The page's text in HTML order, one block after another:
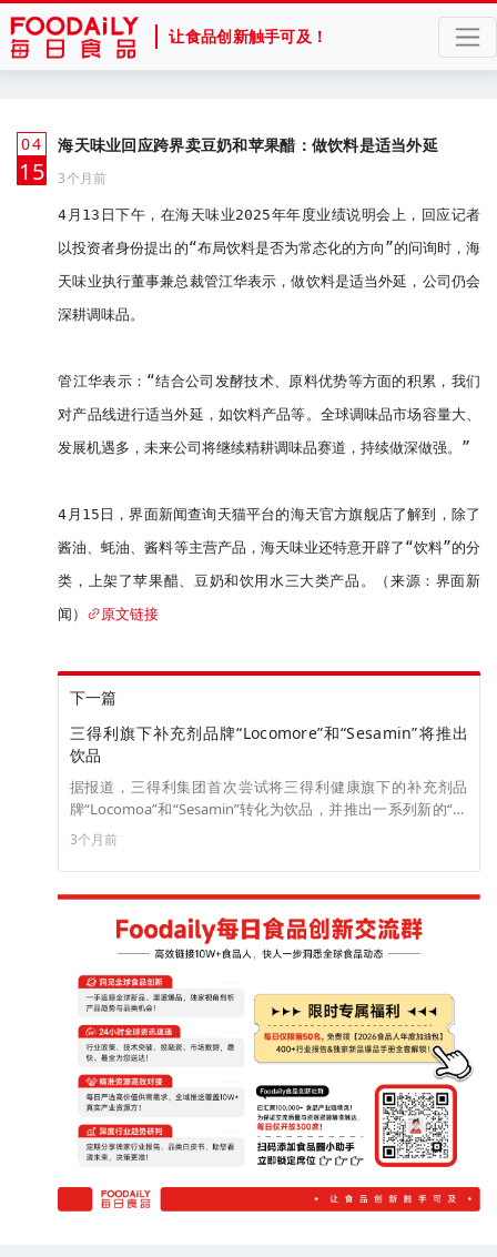
让食品创新触手可及！
04
月
15
海天味业回应跨界卖豆奶和苹果醋：做饮料是适当外延
3个月前
4月13日下午，在海天味业2025年年度业绩说明会上，回应记者
以投资者身份提出的“布局饮料是否为常态化的方向”的问询时，海
天味业执行董事兼总裁管江华表示，做饮料是适当外延，公司仍会
深耕调味品。
管江华表示：“结合公司发酵技术、原料优势等方面的积累，我们
对产品线进行适当外延，如饮料产品等。全球调味品市场容量大、
发展机遇多，未来公司将继续精耕调味品赛道，持续做深做强。”
4月15日，界面新闻查询天猫平台的海天官方旗舰店了解到，除了
酱油、蚝油、酱料等主营产品，海天味业还特意开辟了“饮料”的分
类，上架了苹果醋、豆奶和饮用水三大类产品。（来源：界面新
闻）
原文链接
下一篇
三得利旗下补充剂品牌“Locomore”和“Sesamin”将推出
饮品
据报道，三得利集团首次尝试将三得利健康旗下的补充剂品
牌“Locomoa”和“Sesamin”转化为饮品，并推出一系列新的“饮
用补充剂”。该系列的首批产品“Locomo WATER”和“Sesamin
1000”于 4 月 14 日发布，旨在推广便捷的医疗。 在4月7日的简
报会上，业务推广总部新价值创造总经理大塚拓海表示：“将补
充剂转化为饮品比我想象的要困难得多。 我们的使命是从明年
开始，在第二和第三阶段创造新价值。”（来源：食品新闻）
3个月前